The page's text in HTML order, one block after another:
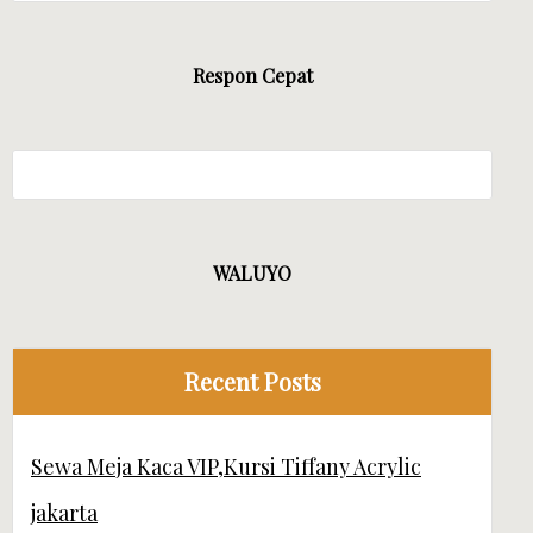
Respon Cepat
WALUYO
Recent Posts
Sewa Meja Kaca VIP,Kursi Tiffany Acrylic
jakarta